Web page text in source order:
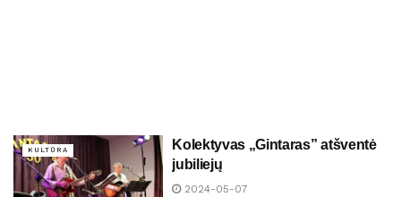
KULTŪRA
Kolektyvas „Gintaras” atšventė
jubiliejų
2024-05-07